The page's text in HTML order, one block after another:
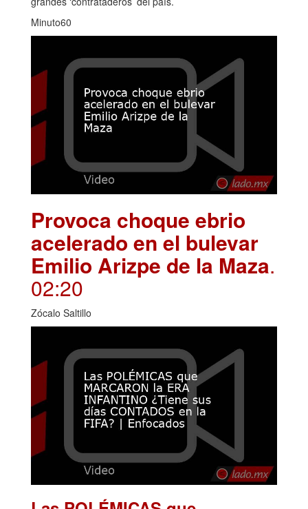
Minuto60
Provoca choque ebrio
acelerado en el bulevar
Emilio Arizpe de la Maza.
02:20
Zócalo Saltillo